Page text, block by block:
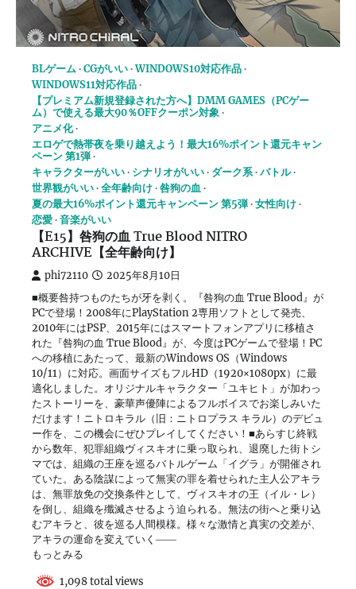
BLゲーム CGがいい WINDOWS10対応作品
WINDOWS11対応作品
【プレミアム新規登録された方へ】DMM GAMES（PCゲー
ム）で使える最大90％OFFクーポン対象
アニメ化
エロゲで熱帯夜を乗り越えよう！最大16%ポイント還元キャン
ペーン 第1弾
キャラクターがいい
シナリオがいい ダーク系 バトル
世界観がいい 全年齢向け 咎狗の血
夏の最大16%ポイント還元キャンペーン 第5弾 女性向け
恋愛 音楽がいい
【E15】咎狗の血 True Blood NITRO
ARCHIVE【全年齢向け】
phi72110 2025年8月10日
■概要咎持つものたちが牙を剥く。『咎狗の血 True Blood』が
PCで登場！2008年にPlayStation 2専用ソフトとして発売、
2010年にはPSP、2015年にはスマートフォンアプリに移植さ
れた『咎狗の血 True Blood』が、今度はPCゲームで登場！PC
への移植にあたって、最新のWindows OS（Windows
10/11）に対応。画面サイズもフルHD（1920×1080px）に最
適化しました。オリジナルキャラクター「ユキヒト」が加わっ
たストーリーを、豪華声優陣によるフルボイスでお楽しみいた
だけます！ニトロキラル（旧：ニトロプラス キラル）のデビュ
ー作を、この機会にぜひプレイしてください！■あらすじ終戦
から数年、犯罪組織ヴィスキオに乗っ取られ、退廃した街トシ
マでは、組織の王座を巡るバトルゲーム「イグラ」が開催され
ていた。ある陰謀によって無実の罪を着せられた主人公アキラ
は、無罪放免の交換条件として、ヴィスキオの王（イル・レ）
を倒し、組織を殲滅させるよう迫られる。無法の街へと乗り込
むアキラと、彼を巡る人間模様。様々な激情と真実の交差が、
アキラの運命を変えていく――
もっとみる
1,098 total views